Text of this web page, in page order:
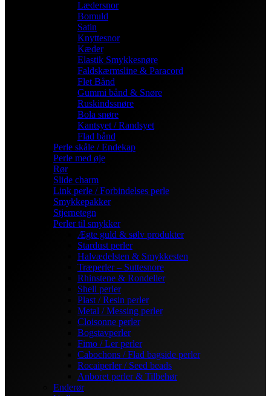
Lædersnor
Bomuld
Satin
Knyttesnor
Kæder
Elastik Smykkesnøre
Faldskærmsline & Paracord
Flet Bånd
Gummi bånd & Snøre
Ruskindssnøre
Bola snøre
Kantsyet / Randsyet
Flad bånd
Perle skåle / Endekap
Perle med øje
Rør
Slide charm
Link perle / Forbindelses perle
Smykkepakker
Stjernetegn
Perler til smykker
Ægte guld & sølv produkter
Stardust perler
Halvædelsten & Smykkesten
Træperler – Suttesnore
Rhinstene & Rondeller
Shell perler
Plast / Resin perler
Metal / Messing perler
Cloisonne perler
Bogstavperler
Fimo / Ler perler
Cabochons / Flad bagside perler
Rocaiperler / Seed beads
Anboret perler & Tilbehør
Enderør